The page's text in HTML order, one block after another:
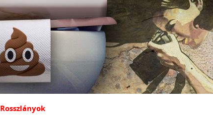
Rosszlányok